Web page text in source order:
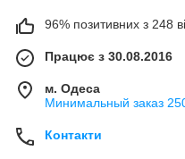
96% позитивних з 248
Працює з 30.08.2016
м. Одеса
Минимальный заказ
Контакти